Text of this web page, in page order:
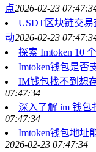
点2026-02-23
USDT区块链交
动2026-02-23
探索 Imtoken 10
Imtoken钱包是否
IM钱包找不到想
07:47:34
深入了解 im 钱包
07:47:34
Imtoken钱包地址
2026-02-23 07:47:34